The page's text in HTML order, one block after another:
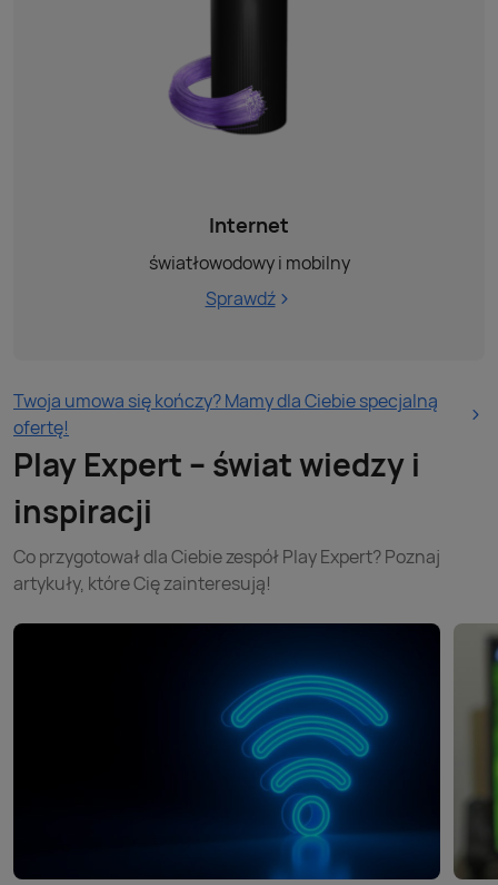
Internet
światłowodowy i mobilny
Sprawdź
Twoja umowa się kończy? Mamy dla Ciebie specjalną
ofertę!
Play Expert – świat wiedzy i
inspiracji
Co przygotował dla Ciebie zespół Play Expert? Poznaj
artykuły, które Cię zainteresują!